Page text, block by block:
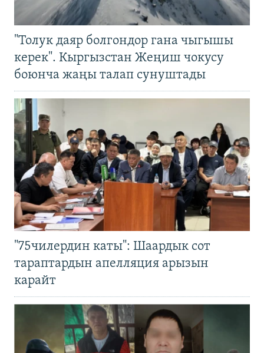
"Толук даяр болгондор гана чыгышы
керек". Кыргызстан Жеңиш чокусу
боюнча жаңы талап сунуштады
"75чилердин каты": Шаардык сот
тараптардын апелляция арызын
карайт